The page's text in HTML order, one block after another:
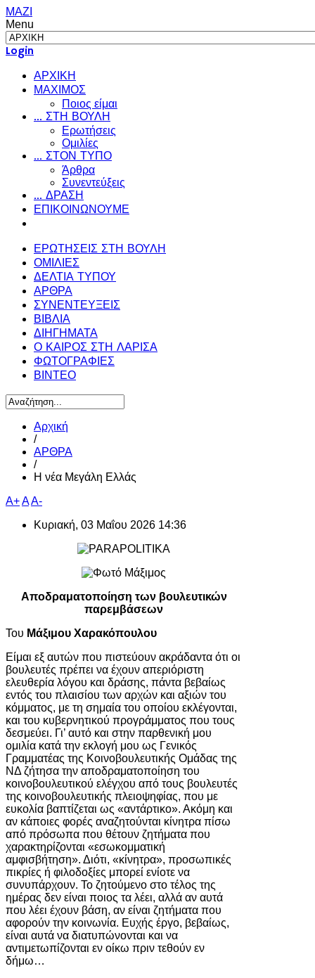
ΜΑΖΙ
Menu
Login
ΑΡΧΙΚΗ
ΜΑΧΙΜΟΣ
Ποιος είμαι
... ΣΤΗ ΒΟΥΛΗ
Ερωτήσεις
Ομιλίες
... ΣΤΟΝ ΤΥΠΟ
Άρθρα
Συνεντεύξεις
... ΔΡΑΣΗ
ΕΠΙΚΟΙΝΩΝΟΥΜΕ
ΕΡΩΤΗΣΕΙΣ ΣΤΗ ΒΟΥΛΗ
ΟΜΙΛΙΕΣ
ΔΕΛΤΙΑ ΤΥΠΟΥ
ΑΡΘΡΑ
ΣΥΝΕΝΤΕΥΞΕΙΣ
ΒΙΒΛΙΑ
ΔΙΗΓΗΜΑΤΑ
Ο ΚΑΙΡΟΣ ΣΤΗ ΛΑΡΙΣΑ
ΦΩΤΟΓΡΑΦΙΕΣ
ΒΙΝΤΕΟ
Αρχική
/
ΑΡΘΡΑ
/
Η νέα Μεγάλη Ελλάς
A+AA-
Κυριακή, 03 Μαΐου 2026 14:36
Αποδραματοποίηση των βουλευτικών
παρεμβάσεων
Του Μάξιμου Χαρακόπουλου
Είμαι εξ αυτών που πιστεύουν ακράδαντα ότι οι
βουλευτές πρέπει να έχουν απεριόριστη
ελευθερία λόγου και δράσης, πάντα βεβαίως
εντός του πλαισίου των αρχών και αξιών του
κόμματος, με τη σημαία του οποίου εκλέγονται,
και του κυβερνητικού προγράμματος που τους
δεσμεύει. Γι’ αυτό και στην παρθενική μου
ομιλία κατά την εκλογή μου ως Γενικός
Γραμματέας της Κοινοβουλευτικής Ομάδας της
ΝΔ ζήτησα την αποδραματοποίηση του
κοινοβουλευτικού ελέγχου από τους βουλευτές
της κοινοβουλευτικής πλειοψηφίας, που με
ευκολία βαπτίζεται ως «αντάρτικο». Ακόμη και
αν κάποιες φορές αναζητούνται κίνητρα πίσω
από πρόσωπα που θέτουν ζητήματα που
χαρακτηρίζονται «εσωκομματική
αμφισβήτηση». Διότι, «κίνητρα», προσωπικές
πικρίες ή φιλοδοξίες μπορεί ενίοτε να
συνυπάρχουν. Το ζητούμενο στο τέλος της
ημέρας δεν είναι ποιος τα λέει, αλλά αν αυτά
που λέει έχουν βάση, αν είναι ζητήματα που
αφορούν την κοινωνία. Ευχής έργο, βεβαίως,
είναι αυτά να διατυπώνονται και να
αντιμετωπίζονται εν οίκω πριν τεθούν εν
δήμω…